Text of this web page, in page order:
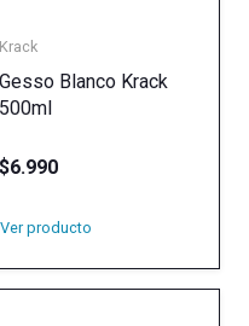
Krack
Gesso Blanco Krack
500ml
$6.990
Ver producto